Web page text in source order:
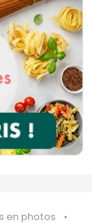
en photos